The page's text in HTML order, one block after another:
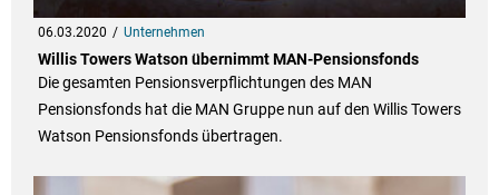
06.03.2020 Unternehmen
Willis Towers Watson übernimmt MAN-Pensionsfonds
Die gesamten Pensionsverpflichtungen des MAN
Pensionsfonds hat die MAN Gruppe nun auf den Willis Towers
Watson Pensionsfonds übertragen.